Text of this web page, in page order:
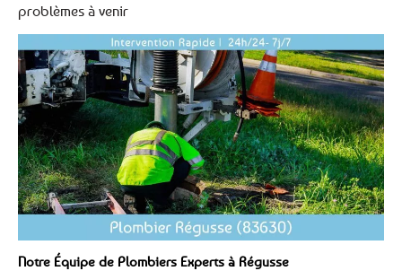
problèmes à venir
Notre Équipe de Plombiers Experts à Régusse